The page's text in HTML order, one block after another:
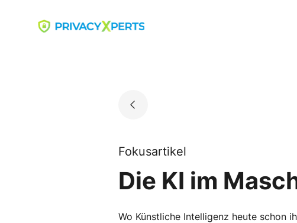
Go to landing page.
Fokusartikel
Die KI im
Wo Künstliche Intelligenz heute schon